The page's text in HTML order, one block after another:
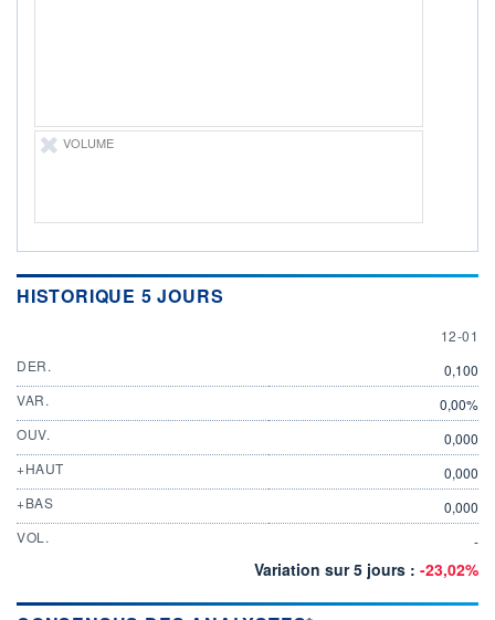
VOLUME
HISTORIQUE 5 JOURS
12
12-01
DER.
0,100
VAR.
0,00%
OUV.
0,000
+HAUT
0,000
+BAS
0,000
VOL.
-
Variation sur 5 jours : -23,02%